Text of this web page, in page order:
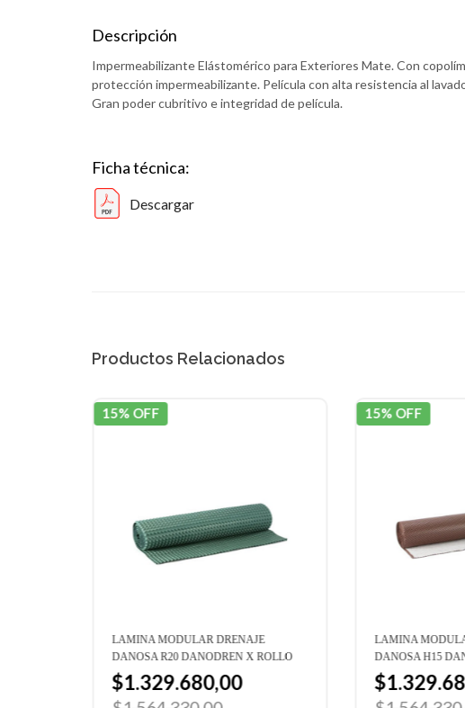
Descripción
Impermeabilizante Elástomérico para Exteriores Mate. Con
protección impermeabilizante. Película con alta resistencia al
Gran poder cubritivo e integridad de película.
Ficha técnica:
Descargar
Productos Relacionados
15% OFF
LAMINA MODULAR DRENAJE
DANOSA R20 DANODREN X ROLLO
$1.329.680,00
15% OFF
LAMINA
DANOSA H15